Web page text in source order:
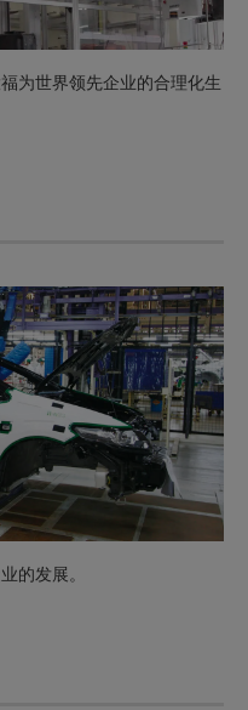
为世界领先企业的合理化生
的发展。